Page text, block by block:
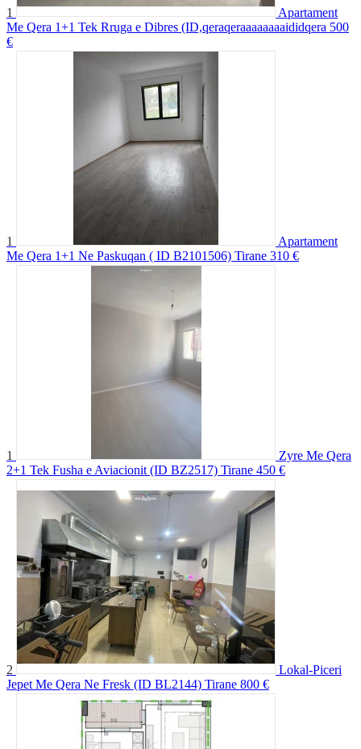
1
Apartament
Me Qera 1+1 Tek Rruga e Dibres (ID,qeraqeraaaaaaaaididqera 500
€
1
Apartament
Me Qera 1+1 Ne Paskuqan ( ID B2101506) Tirane 310 €
1
Zyre Me Qera
2+1 Tek Fusha e Aviacionit (ID BZ2517) Tirane 450 €
2
Lokal-Piceri
Jepet Me Qera Ne Fresk (ID BL2144) Tirane 800 €